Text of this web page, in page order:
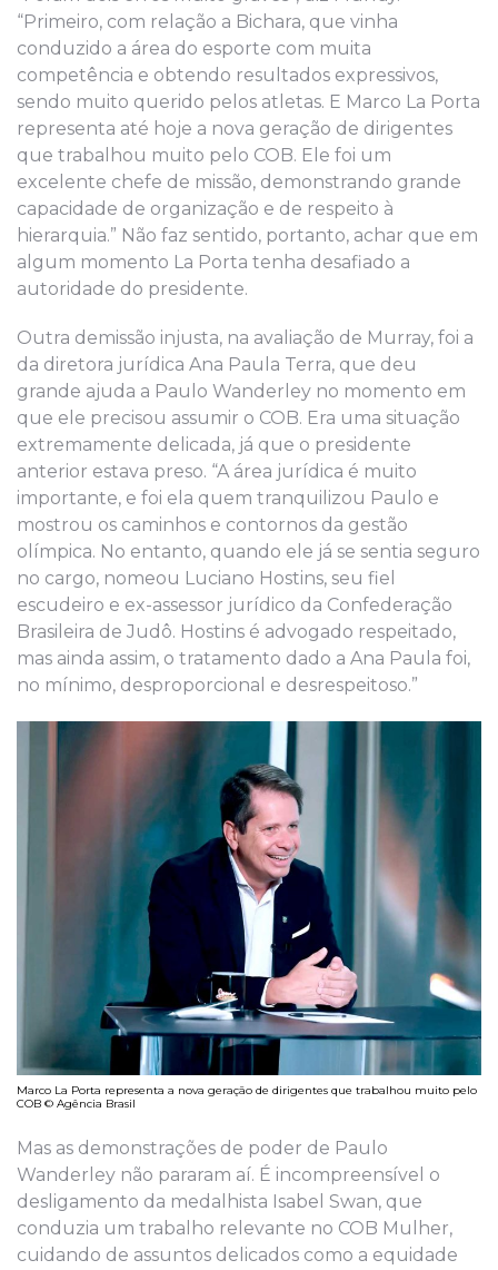
“Primeiro, com relação a Bichara, que vinha
conduzido a área do esporte com muita
competência e obtendo resultados expressivos,
sendo muito querido pelos atletas. E Marco La Porta
representa até hoje a nova geração de dirigentes
que trabalhou muito pelo COB. Ele foi um
excelente chefe de missão, demonstrando grande
capacidade de organização e de respeito à
hierarquia.” Não faz sentido, portanto, achar que em
algum momento La Porta tenha desafiado a
autoridade do presidente.
Outra demissão injusta, na avaliação de Murray, foi a
da diretora jurídica Ana Paula Terra, que deu
grande ajuda a Paulo Wanderley no momento em
que ele precisou assumir o COB. Era uma situação
extremamente delicada, já que o presidente
anterior estava preso. “A área jurídica é muito
importante, e foi ela quem tranquilizou Paulo e
mostrou os caminhos e contornos da gestão
olímpica. No entanto, quando ele já se sentia seguro
no cargo, nomeou Luciano Hostins, seu fiel
escudeiro e ex-assessor jurídico da Confederação
Brasileira de Judô. Hostins é advogado respeitado,
mas ainda assim, o tratamento dado a Ana Paula foi,
no mínimo, desproporcional e desrespeitoso.”
Marco La Porta representa a nova geração de dirigentes que trabalhou muito pelo
COB © Agência Brasil
Mas as demonstrações de poder de Paulo
Wanderley não pararam aí. É incompreensível o
desligamento da medalhista Isabel Swan, que
conduzia um trabalho relevante no COB Mulher,
cuidando de assuntos delicados como a equidade